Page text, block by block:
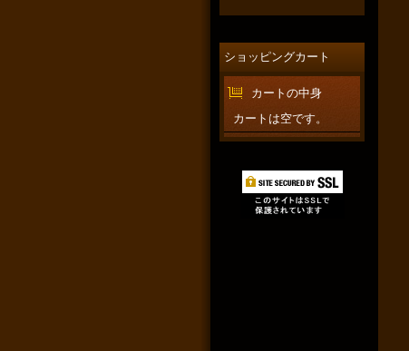
ショッピングカート
カートの中身
カートは空です。